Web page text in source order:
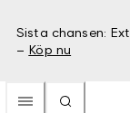
Sista chansen:
– Köp nu